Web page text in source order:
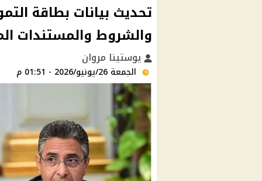
تحديث بيانات بطاقة
والشروط والمستندات
يوستينا مروان
الجمعة 26/يونيو/2026 - 01:51 م